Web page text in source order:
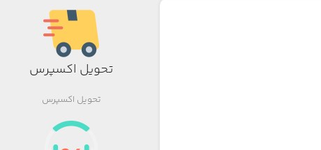
تحویل اکسپرس
تحویل اکسپرس